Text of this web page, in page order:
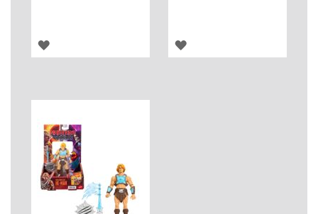
ADICIONAR
DESEJOS
ADICIONAR